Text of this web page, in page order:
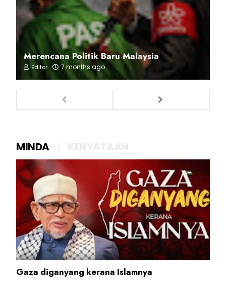
Merencana Politik Baru Malaysia
Editor 7 months ago
MINDA
Gaza diganyang kerana Islamnya